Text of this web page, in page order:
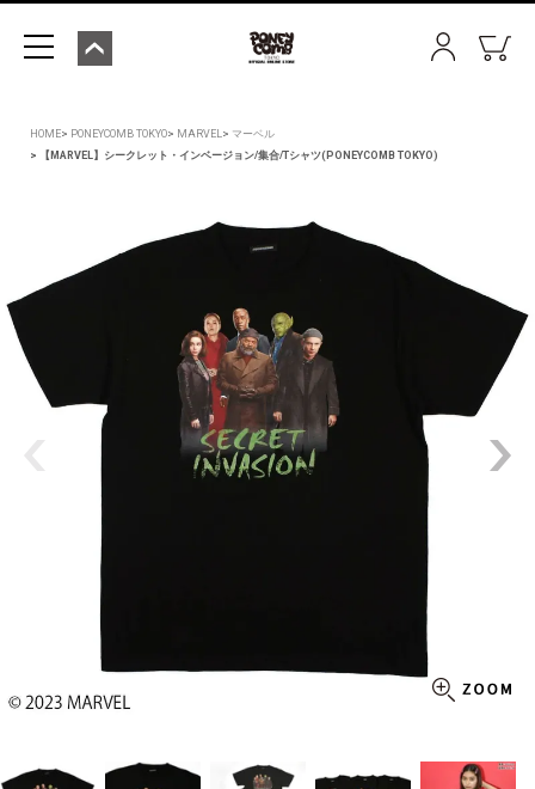
HOME PONEYCOMB TOKYO MARVEL
マーベル
【MARVEL】シークレット・インベージョン/集合/Tシャツ(PONEYCOMB TOKYO)